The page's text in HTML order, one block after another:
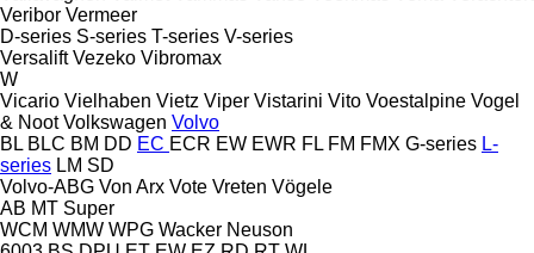
Veribor Vermeer
D-series S-series T-series V-series
Versalift Vezeko Vibromax
W
Vicario Vielhaben Vietz Viper Vistarini Vito Voestalpine Vogel
& Noot Volkswagen Volvo
BL BLC BM DD EC ECR EW EWR FL FM FMX G-series L-
series LM SD
Volvo-ABG Von Arx Vote Vreten Vögele
AB MT Super
WCM WMW WPG Wacker Neuson